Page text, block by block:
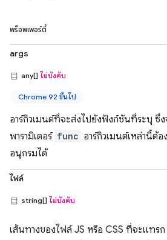
พร็อพเพอร์ตี้
args
any[] ไม่บังคับ
Chrome 92 ขึ้นไป
อาร์กิวเมนต์ที่จะส่งไปยังฟังก์ชันที่ระบุ ซึ่ง
พารามิเตอร์ func อาร์กิวเมนต์เหล่านี้ต้
อนุกรมได้
ไฟล์
string[] ไม่บังคับ
เส้นทางของไฟล์ JS หรือ CSS ที่จะแทร